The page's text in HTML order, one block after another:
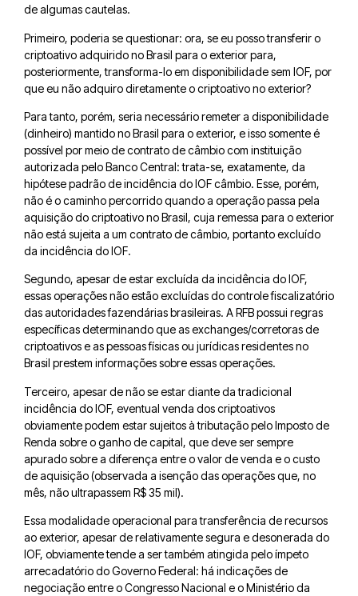
de algumas cautelas.
Primeiro, poderia se questionar: ora, se eu posso transferir o
criptoativo adquirido no Brasil para o exterior para,
posteriormente, transforma-lo em disponibilidade sem IOF, por
que eu não adquiro diretamente o criptoativo no exterior?
Para tanto, porém, seria necessário remeter a disponibilidade
(dinheiro) mantido no Brasil para o exterior, e isso somente é
possível por meio de contrato de câmbio com instituição
autorizada pelo Banco Central: trata-se, exatamente, da
hipótese padrão de incidência do IOF câmbio. Esse, porém,
não é o caminho percorrido quando a operação passa pela
aquisição do criptoativo no Brasil, cuja remessa para o exterior
não está sujeita a um contrato de câmbio, portanto excluído
da incidência do IOF.
Segundo, apesar de estar excluída da incidência do IOF,
essas operações não estão excluídas do controle fiscalizatório
das autoridades fazendárias brasileiras. A RFB possui regras
específicas determinando que as exchanges/corretoras de
criptoativos e as pessoas físicas ou jurídicas residentes no
Brasil prestem informações sobre essas operações.
Terceiro, apesar de não se estar diante da tradicional
incidência do IOF, eventual venda dos criptoativos
obviamente podem estar sujeitos à tributação pelo Imposto de
Renda sobre o ganho de capital, que deve ser sempre
apurado sobre a diferença entre o valor de venda e o custo
de aquisição (observada a isenção das operações que, no
mês, não ultrapassem R$ 35 mil).
Essa modalidade operacional para transferência de recursos
ao exterior, apesar de relativamente segura e desonerada do
IOF, obviamente tende a ser também atingida pelo ímpeto
arrecadatório do Governo Federal: há indicações de
negociação entre o Congresso Nacional e o Ministério da